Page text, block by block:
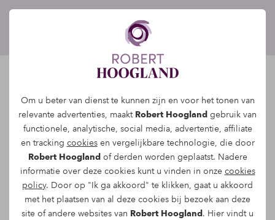
Om u beter van dienst te kunnen zijn en voor het tonen van
relevante advertenties, maakt Robert Hoogland gebruik van
functionele, analytische, social media, advertentie, affiliate
en tracking cookiesen vergelijkbare technologie, die door
Robert Hoogland of derden worden geplaatst. Nadere
informatie over deze cookies kunt u vinden in onze cookies
policy. Door op "Ik ga akkoord" te klikken, gaat u akkoord
met het plaatsen van al deze cookies bij bezoek aan deze
site of andere websites van Robert Hoogland. Hier vindt u
Cookieverklaring
Deze website gebruikt cookies die uw
voorkeuren onthouden en het navigeren op
Robert Hoogland makkelijker maken. Met deze
cookies kunnen wij het gedrag van bezoekers
analyseren en onze website verbeteren.